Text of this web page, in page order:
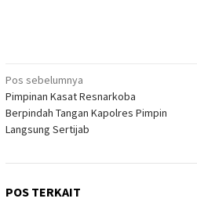
Navigasi
pos
Pos sebelumnya
Pimpinan Kasat Resnarkoba
Berpindah Tangan Kapolres Pimpin
Langsung Sertijab
POS TERKAIT